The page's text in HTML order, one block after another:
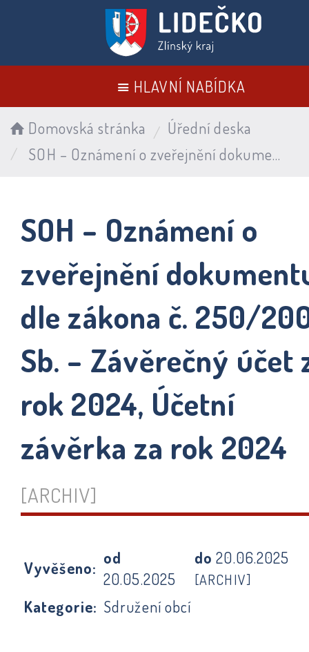
HLAVNÍ NABÍDKA
Domovská stránka
Úřední deska
SOH – Oznámení o zveřejnění dokumentu dle zákona č. 250/2000 Sb. – Závěrečný účet za rok 2024, Účetní závěrka za rok 2024
SOH – Oznámení o
zveřejnění
dle zákona č. 250/
Sb. – Závěrečný účet
rok 2024, Účetní
závěrka za rok 2024
[ARCHIV]
Vyvěšeno:
od
20.05.2025
do20.06.2025
[ARCHIV]
Kategorie: Sdružení obcí